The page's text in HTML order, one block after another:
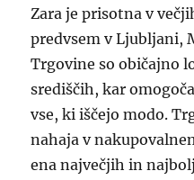
Zara je prisotna v
predvsem v Ljubljani,
Trgovine so običajno
središčih, kar
vse, ki iščejo modo.
nahaja v
ena največjih in